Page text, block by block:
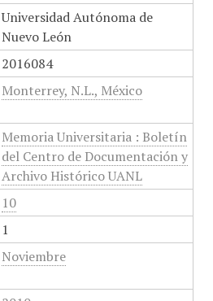
Universidad Autónoma de
Nuevo León
2016084
Monterrey, N.L., México
Memoria Universitaria : Boletín
del Centro de Documentación y
Archivo Histórico UANL
10
1
Noviembre